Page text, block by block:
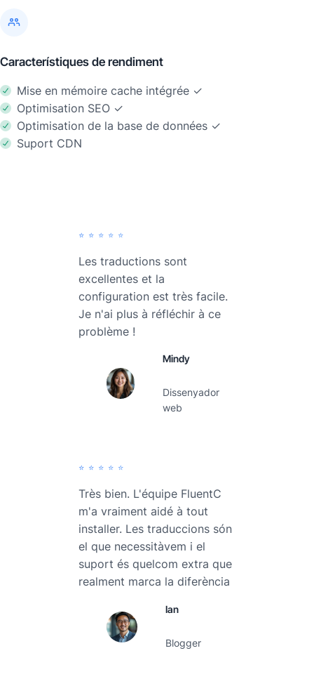
Característiques de rendiment
Mise en mémoire cache intégrée ✓
Optimisation SEO ✓
Optimisation de la base de données ✓
Suport CDN
⭐️⭐️⭐️⭐️⭐️
Les traductions sont
excellentes et la
configuration est très facile.
Je n'ai plus à réfléchir à ce
problème !
Mindy
Dissenyador
web
⭐️⭐️⭐️⭐️⭐️
Très bien. L'équipe FluentC
m'a vraiment aidé à tout
installer. Les traduccions són
el que necessitàvem i el
suport és quelcom extra que
realment marca la diferència
Ian
Blogger